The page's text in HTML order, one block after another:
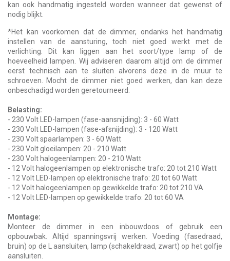
kan ook handmatig ingesteld worden wanneer dat gewenst of
nodig blijkt.
*Het kan voorkomen dat de dimmer, ondanks het handmatig
instellen van de aansturing, toch niet goed werkt met de
verlichting. Dit kan liggen aan het soort/type lamp of de
hoeveelheid lampen. Wij adviseren daarom altijd om de dimmer
eerst technisch aan te sluiten alvorens deze in de muur te
schroeven. Mocht de dimmer niet goed werken, dan kan deze
onbeschadigd worden geretourneerd.
Belasting:
- 230 Volt LED-lampen (fase-aansnijding): 3 - 60 Watt
- 230 Volt LED-lampen (fase-afsnijding): 3 - 120 Watt
- 230 Volt spaarlampen: 3 - 60 Watt
- 230 Volt gloeilampen: 20 - 210 Watt
- 230 Volt halogeenlampen: 20 - 210 Watt
- 12 Volt halogeenlampen op elektronische trafo: 20 tot 210 Watt
- 12 Volt LED-lampen op elektronische trafo: 20 tot 60 Watt
- 12 Volt halogeenlampen op gewikkelde trafo: 20 tot 210 VA
- 12 Volt LED-lampen op gewikkelde trafo: 20 tot 60 VA
Montage:
Monteer de dimmer in een inbouwdoos of gebruik een
opbouwbak. Altijd spanningsvrij werken. Voeding (fasedraad,
bruin) op de L aansluiten, lamp (schakeldraad, zwart) op het golfje
aansluiten.